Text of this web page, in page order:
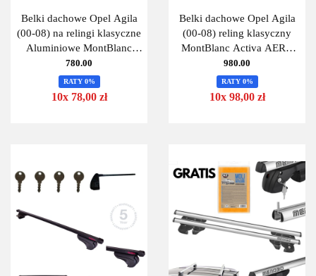
Belki dachowe Opel Agila
(00-08) na relingi klasyczne
Aluminiowe MontBlanc
Activa Alu 125
780.00
RATY 0%
10x 78,00 zł
Belki dachowe Opel Agila
(00-08) reling klasyczny
MontBlanc Activa AERO
125
980.00
RATY 0%
10x 98,00 zł